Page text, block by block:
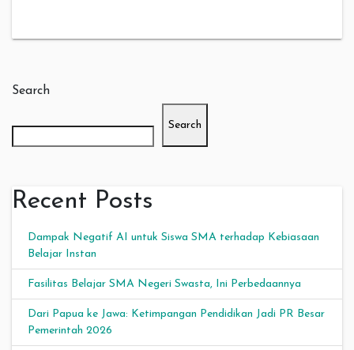
Search
Search
Recent Posts
Dampak Negatif AI untuk Siswa SMA terhadap Kebiasaan
Belajar Instan
Fasilitas Belajar SMA Negeri Swasta, Ini Perbedaannya
Dari Papua ke Jawa: Ketimpangan Pendidikan Jadi PR Besar
Pemerintah 2026